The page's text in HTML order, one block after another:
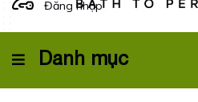
Đăng nhập
Danh mục